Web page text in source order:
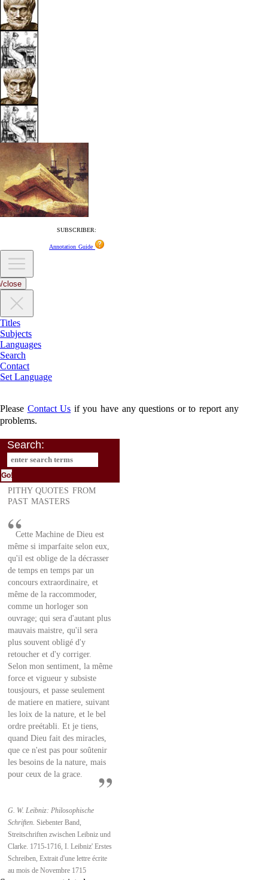
SUBSCRIBER:
Annotation Guide
close
Titles
Subjects
Languages
Search
Contact
Set Language
Please Contact Us if you have any questions or to report any
problems.
Search:
PITHY QUOTES FROM
PAST MASTERS
Cette Machine de Dieu est
même si imparfaite selon eux,
qu'il est oblige de la décrasser
de temps en temps par un
concours extraordinaire, et
même de la raccommoder,
comme un horloger son
ouvrage; qui sera d'autant plus
mauvais maistre, qu'il sera
plus souvent obligé d'y
retoucher et d'y corriger.
Selon mon sentiment, la même
force et vigueur y subsiste
tousjours, et passe seulement
de matiere en matiere, suivant
les loix de la nature, et le bel
ordre preétabli. Et je tiens,
quand Dieu fait des miracles,
que ce n'est pas pour soûtenir
les besoins de la nature, mais
pour ceux de la grace.
G. W. Leibniz: Philosophische
Schriften. Siebenter Band,
Streitschriften zwischen Leibniz und
Clarke. 1715-1716, I. Leibniz' Erstes
Schreiben, Extrait d'une lettre écrite
au mois de Novembre 1715